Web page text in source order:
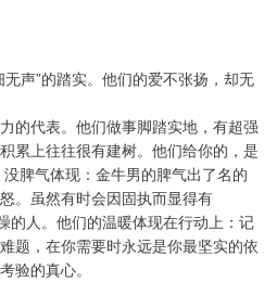
声”的踏实。他们的爱不张扬，却无
的代表。他们做事脚踏实地，有超强
累上往往很有建树。他们给你的，是
脾气体现：金牛男的脾气出了名的
。虽然有时会因固执而显得有
的人。他们的温暖体现在行动上：记
题，在你需要时永远是你最坚实的依
验的真心。